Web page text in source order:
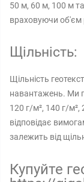
50 м, 60 м, 100 м
враховуючи об'єм
Щільність:
Щільність
навантажень. Ми
120 г/м², 140 г/м²,
відповідає
залежить від
Купуйте